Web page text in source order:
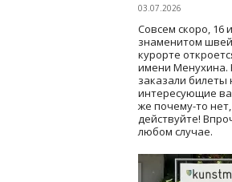
03.07.2026
Совсем скоро, 16
знаменитом
курорте
имени Менухина.
заказали билеты
интересующие
же почему-то
действуйте!
любом случае.